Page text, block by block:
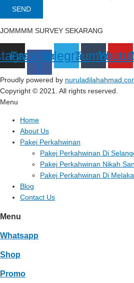
SEND
JOMMMM SURVEY SEKARANG
Facebook-
f
TelegramTumblr
Proudly powered by
Copyright © 2021. All rights reserved.
Menu
Home
About Us
Pakej Perkahwinan
Pakej Perkahwinan Di
Pakej Perkahwinan Nikah
Pakej Perkahwinan Di Melaka
Blog
Contact Us
Menu
Whatsapp
Shop
Promo